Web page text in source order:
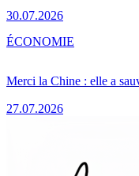
30.07.2026
Merci la Chine : elle a
27.07.2026
ÉCONOMIE